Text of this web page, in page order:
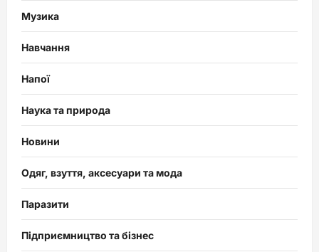
Музика
Навчання
Напої
Наука та природа
Новини
Одяг, взуття, аксесуари та мода
Паразити
Підприємництво та бізнес